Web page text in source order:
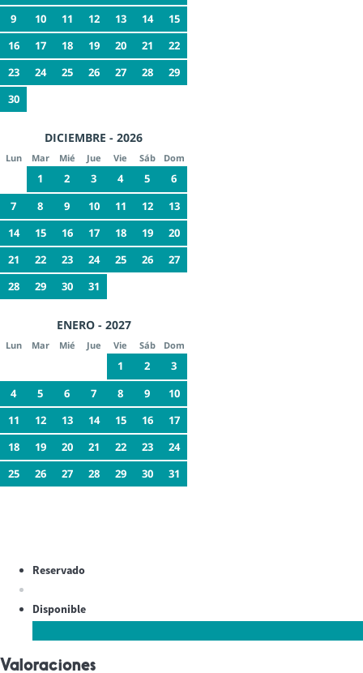
9
10 11 12 13 14
15
16
17 18 19 20 21
22
23
24 25 26 27 28
29
30
DICIEMBRE - 2026
Lun Mar Mié Jue Vie Sáb Dom
1 2 3 4 5
6
7
8 9 10 11 12
13
14
15 16 17 18 19
20
21
22 23 24 25 26
27
28
29 30 31
ENERO - 2027
Lun Mar Mié Jue Vie Sáb Dom
1 2
3
4
5 6 7 8 9
10
11
12 13 14 15 16
17
18
19 20 21 22 23
24
25
26 27 28 29 30 31
Reservado
Disponible
Valoraciones